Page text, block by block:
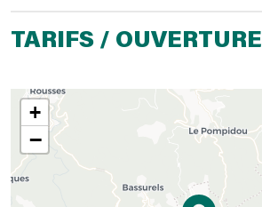
TARIFS / OUVERTURE
+
−